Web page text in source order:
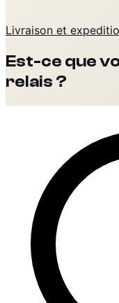
Livraison et
Est-ce que
relais ?